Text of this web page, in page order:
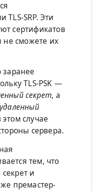
TLS-SRP. Эти
сертификатов
не сможете их
TLS-PSK —
секрет, а
случае
сервера.
тем, что
и
премастер-